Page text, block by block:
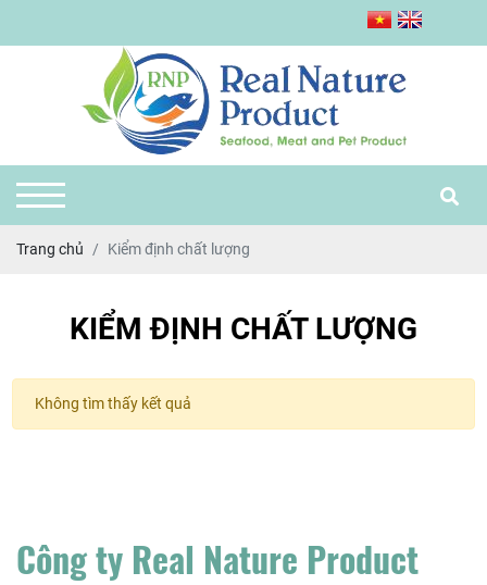
Trang chủ Kiểm định chất lượng
KIỂM ĐỊNH CHẤT LƯỢNG
Không tìm thấy kết quả
Công ty Real Nature Product